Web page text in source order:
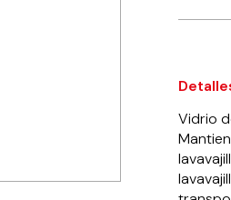
de
Vidrio